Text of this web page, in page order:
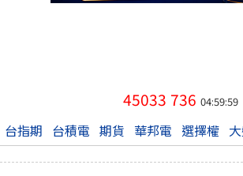
45033 736 04:59:59
台指期 台積電 期貨 華邦電 選擇權